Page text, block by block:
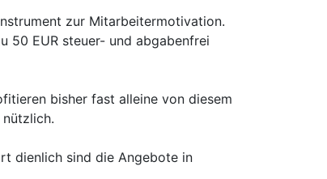
zur Mitarbeitermotivation.
50 EUR steuer- und abgabenfrei
bisher fast alleine von diesem
dienlich sind die Angebote in